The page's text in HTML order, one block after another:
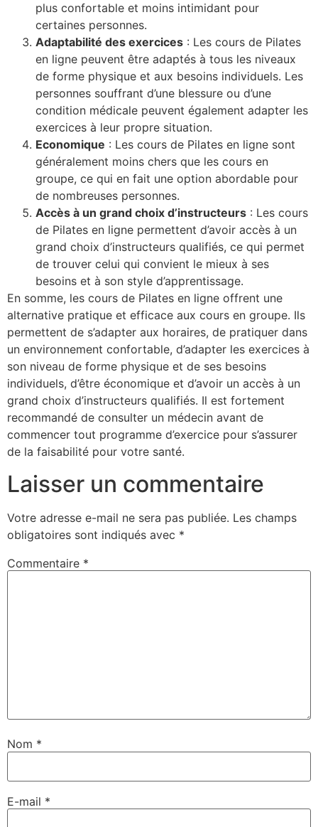
plus confortable et moins intimidant pour
certaines personnes.
Adaptabilité des exercices : Les cours de Pilates
en ligne peuvent être adaptés à tous les niveaux
de forme physique et aux besoins individuels. Les
personnes souffrant d’une blessure ou d’une
condition médicale peuvent également adapter les
exercices à leur propre situation.
Economique : Les cours de Pilates en ligne sont
généralement moins chers que les cours en
groupe, ce qui en fait une option abordable pour
de nombreuses personnes.
Accès à un grand choix d’instructeurs : Les cours
de Pilates en ligne permettent d’avoir accès à un
grand choix d’instructeurs qualifiés, ce qui permet
de trouver celui qui convient le mieux à ses
besoins et à son style d’apprentissage.
En somme, les cours de Pilates en ligne offrent une
alternative pratique et efficace aux cours en groupe. Ils
permettent de s’adapter aux horaires, de pratiquer dans
un environnement confortable, d’adapter les exercices à
son niveau de forme physique et de ses besoins
individuels, d’être économique et d’avoir un accès à un
grand choix d’instructeurs qualifiés. Il est fortement
recommandé de consulter un médecin avant de
commencer tout programme d’exercice pour s’assurer
de la faisabilité pour votre santé.
Laisser un commentaire
Votre adresse e-mail ne sera pas publiée. Les champs
obligatoires sont indiqués avec *
Commentaire *
Nom *
E-mail *